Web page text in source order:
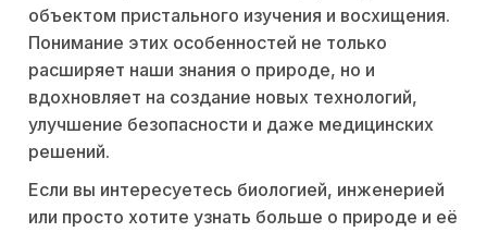
объектом пристального изучения и восхищения.
Понимание этих особенностей не только
расширяет наши знания о природе, но и
вдохновляет на создание новых технологий,
улучшение безопасности и даже медицинских
решений.
Если вы интересуетесь биологией, инженерией
или просто хотите узнать больше о природе и её